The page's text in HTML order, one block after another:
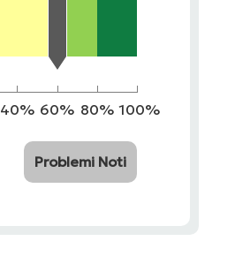
40% 60% 80% 100%
Problemi Noti